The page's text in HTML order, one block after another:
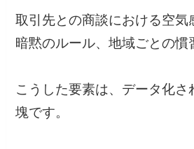
取引先との商談における空気
暗黙のルール、地域ごとの慣
こうした要素は、データ化さ
塊です。